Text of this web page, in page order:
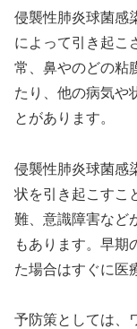
侵襲性肺炎球菌感
によって引き起こ
常、鼻やのどの粘
たり、他の病気や
とがあります。
侵襲性肺炎球菌感
状を引き起こすこ
難、意識障害など
もあります。早期
た場合はすぐに医
予防策としては、